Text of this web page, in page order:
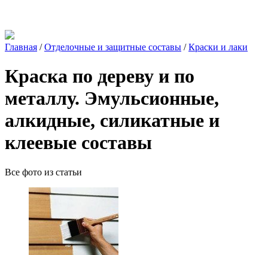
Главная /Отделочные и защитные составы /Краски и лаки
Краска по дереву и по
металлу. Эмульсионные,
алкидные, силикатные и
клеевые составы
Все фото из статьи